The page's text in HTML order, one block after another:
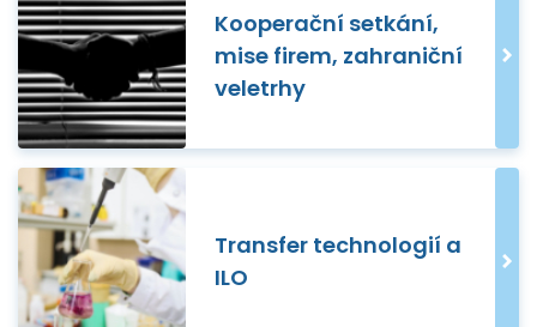
Kooperační setkání,
mise firem, zahraniční
veletrhy
Transfer technologií a
ILO